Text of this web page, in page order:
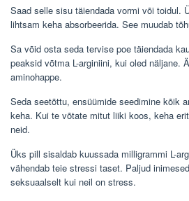
Saad selle sisu täiendada vormi või toidul.
lihtsam keha absorbeerida. See muudab
Sa võid osta seda tervise poe täiendada
peaksid võtma L-arginiini, kui oled näljane.
aminohappe.
Seda seetõttu, ensüümide seedimine kõik
keha. Kui te võtate mitut liiki koos, keha
neid.
Üks pill sisaldab kuussada milligrammi L-
vähendab teie stressi taset. Paljud
seksuaalselt kui neil on stress.